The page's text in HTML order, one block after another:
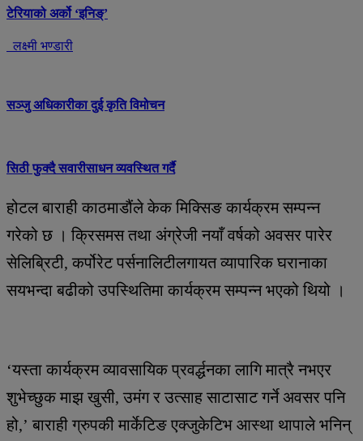
टेरियाको अर्को ‘इनिङ्’
लक्ष्मी भण्डारी
सञ्जु अधिकारीका दुई कृति विमोचन
सिठी फुक्दै सवारीसाधन व्यवस्थित गर्दै
होटल बाराही काठमाडौंले केक मिक्सिङ कार्यक्रम सम्पन्न
गरेको छ । क्रिसमस तथा अंग्रेजी नयाँ वर्षको अवसर पारेर
सेलिब्रिटी, कर्पोरेट पर्सनालिटीलगायत व्यापारिक घरानाका
सयभन्दा बढीको उपस्थितिमा कार्यक्रम सम्पन्न भएको थियो ।
‘यस्ता कार्यक्रम व्यावसायिक प्रवर्द्धनका लागि मात्रै नभएर
शुभेच्छुक माझ खुसी, उमंग र उत्साह साटासाट गर्ने अवसर पनि
हो,’ बाराही ग्रुपकी मार्केटिङ एक्जुकेटिभ आस्था थापाले भनिन्